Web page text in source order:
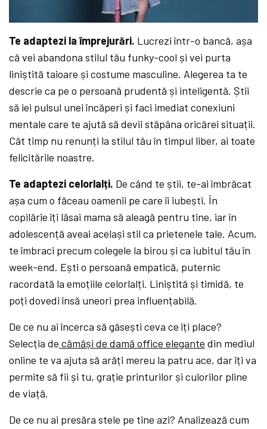
Te adaptezi la împrejurări. Lucrezi într-o bancă, așa
că vei abandona stilul tău funky-cool și vei purta
liniștită taioare și costume masculine. Alegerea ta te
descrie ca pe o persoană prudentă și inteligentă. Știi
să iei pulsul unei încăperi și faci imediat conexiuni
mentale care te ajută să devii stăpâna oricărei situații.
Cât timp nu renunți la stilul tău în timpul liber, ai toate
felicitările noastre.
Te adaptezi celorlalți. De când te știi, te-ai îmbrăcat
așa cum o făceau oamenii pe care îi iubești. În
copilărie îți lăsai mama să aleagă pentru tine, iar în
adolescență aveai același stil ca prietenele tale. Acum,
te îmbraci precum colegele la birou și ca iubitul tău în
week-end. Ești o persoană empatică, puternic
racordată la emoțiile celorlalți. Liniștită și timidă, te
poți dovedi însă uneori prea influențabilă.
De ce nu ai încerca să găsești ceva ce îți place?
Selecția de cămăși de damă office elegante din mediul
online te va ajuta să arăți mereu la patru ace, dar îți va
permite să fii și tu, grație printurilor și culorilor pline
de viață.
De ce nu ai presăra stele pe tine azi? Analizează cum